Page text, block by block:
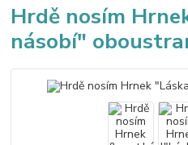
Hrdě nosím
násobí"